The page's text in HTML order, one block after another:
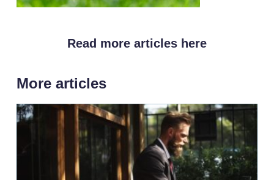
Read more articles here
More articles